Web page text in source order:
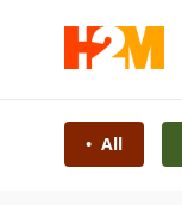
• All